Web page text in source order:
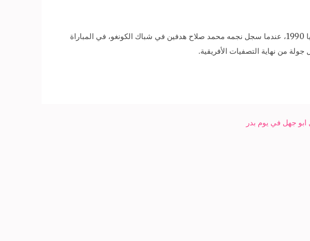
وعاد منتخب مصر إلى المونديال بعد غيابه عن المحفل العالمي 27 عاما، وتحديدا منذ مونديال إيطاليا 1990، عندما سجل نجمه محمد صلاح هدفين في شباك الكونغو، في المباراة
جهل في يوم بدر